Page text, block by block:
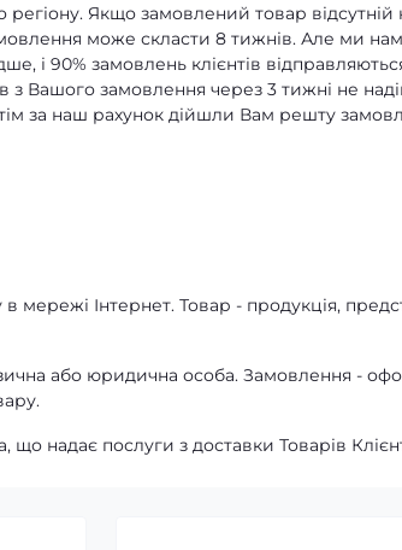
регіону. Якщо замовлений товар відсутній
може скласти 8 тижнів. Але ми
і 90% замовлень клієнтів
з Вашого замовлення через 3 тижні не
за наш рахунок дійшли Вам решту
в мережі Інтернет. Товар - продукція,
або юридична особа. Замовлення -
що надає послуги з доставки Товарів